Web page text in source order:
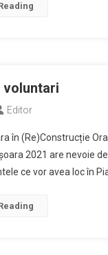
voluntari
Editor
în (Re)Construcție
2021 are nevoie
ce vor avea loc în